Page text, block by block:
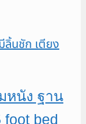
หนัง ฐาน
bed